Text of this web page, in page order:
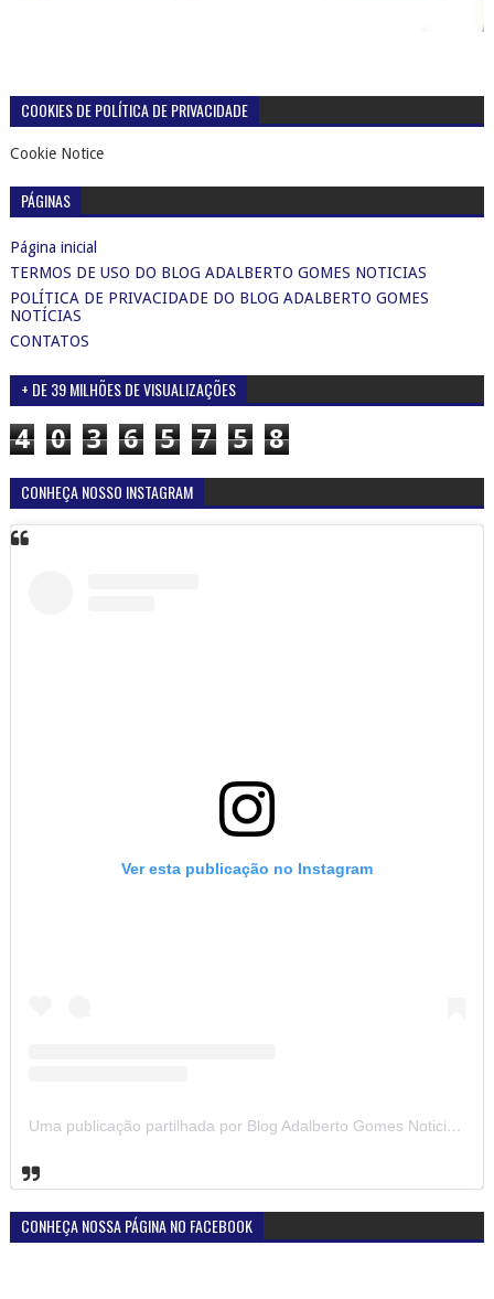
COOKIES DE POLÍTICA DE PRIVACIDADE
Cookie Notice
PÁGINAS
Página inicial
TERMOS DE USO DO BLOG ADALBERTO GOMES NOTICIAS
POLÍTICA DE PRIVACIDADE DO BLOG ADALBERTO GOMES
NOTÍCIAS
CONTATOS
+ DE 39 MILHÕES DE VISUALIZAÇÕES
4 0 3 6 5 7 5 8
CONHEÇA NOSSO INSTAGRAM
Ver esta publicação no Instagram
Uma publicação partilhada por Blog Adalberto Gomes Noticias (@blogadalbertogomesnoticiass)
CONHEÇA NOSSA PÁGINA NO FACEBOOK